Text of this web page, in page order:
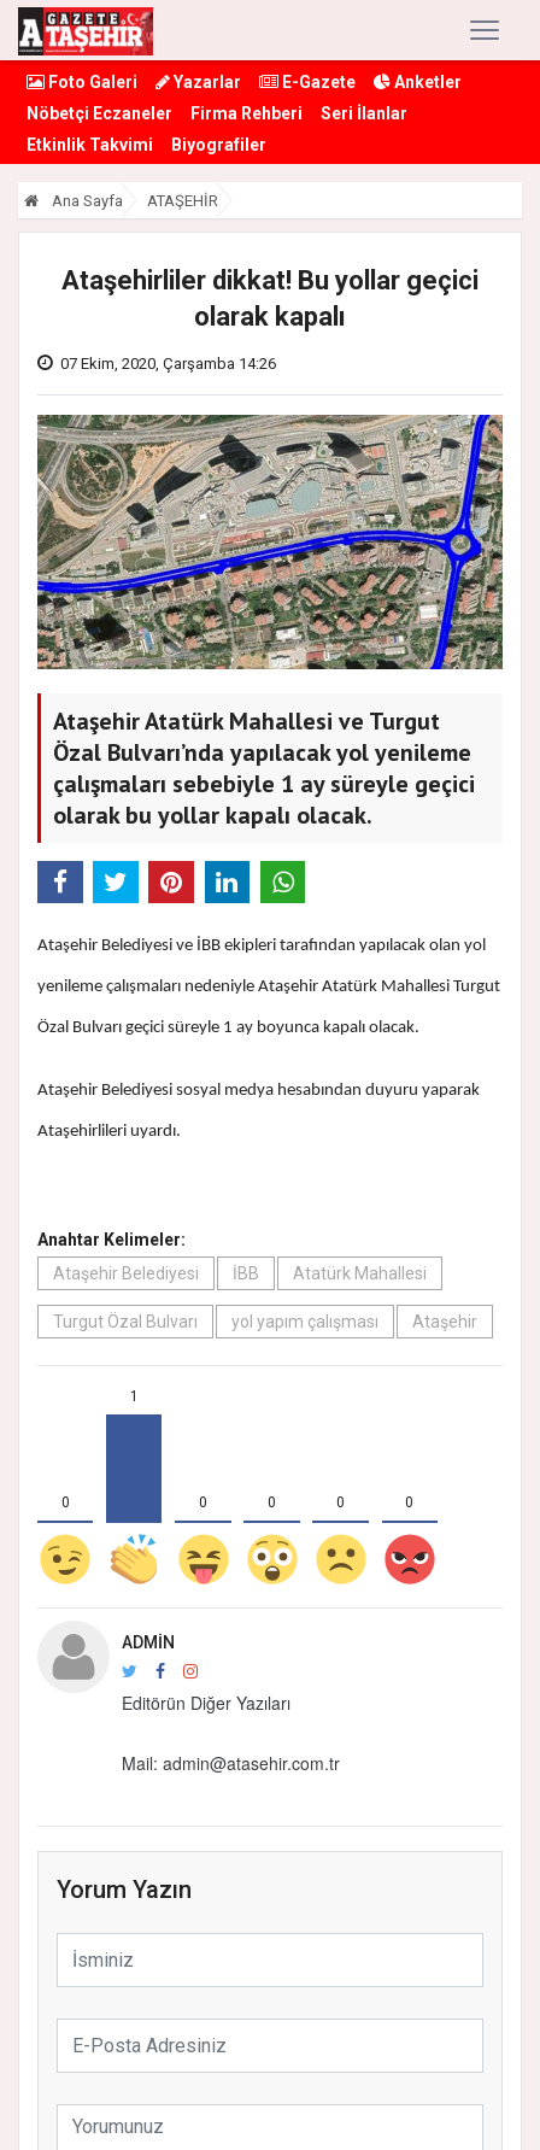
Foto Galeri Yazarlar E-Gazete
Anketler
Nöbetçi Eczaneler
Firma Rehberi
Seri İlanlar
Etkinlik Takvimi
Biyografiler
Ana Sayfa ATAŞEHİR
Ataşehirliler dikkat! Bu yollar geçici
olarak kapalı
07 Ekim, 2020, Çarşamba 14:26
Ataşehir Atatürk Mahallesi ve Turgut
Özal Bulvarı’nda yapılacak yol yenileme
çalışmaları sebebiyle 1 ay süreyle geçici
olarak bu yollar kapalı olacak.
Ataşehir Belediyesi ve İBB ekipleri tarafından yapılacak olan yol
yenileme çalışmaları nedeniyle Ataşehir Atatürk Mahallesi Turgut
Özal Bulvarı geçici süreyle 1 ay boyunca kapalı olacak.
Ataşehir Belediyesi sosyal medya hesabından duyuru yaparak
Ataşehirlileri uyardı.
Anahtar Kelimeler:
Ataşehir Belediyesi
İBB Atatürk Mahallesi
Turgut Özal Bulvarı yol yapım çalışması Ataşehir
0
1
0 0 0 0
ADMIN
Editörün Diğer Yazıları
Mail: admin@atasehir.com.tr
Yorum Yazın